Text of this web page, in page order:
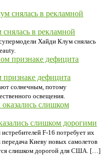
в рекламной
Хайди Клум снялась
признаке дефицита
солнечным, потому
освещения.
слишком дорогими
F-16 потребует их
Киеву новых самолетов
слишком дорогой для США. […]